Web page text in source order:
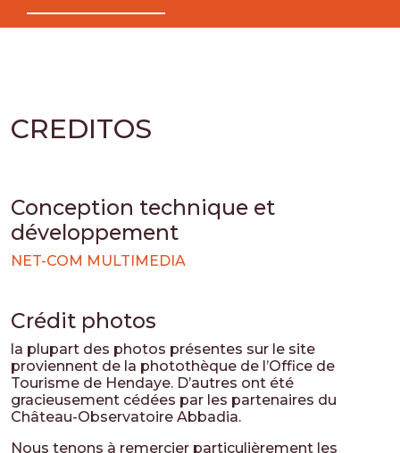
CREDITOS
Conception technique et
développement
NET-COM MULTIMEDIA
Crédit photos
la plupart des photos présentes sur le site
proviennent de la photothèque de l’Office de
Tourisme de Hendaye. D’autres ont été
gracieusement cédées par les partenaires du
Château-Observatoire Abbadia.
Nous tenons à remercier particulièrement les